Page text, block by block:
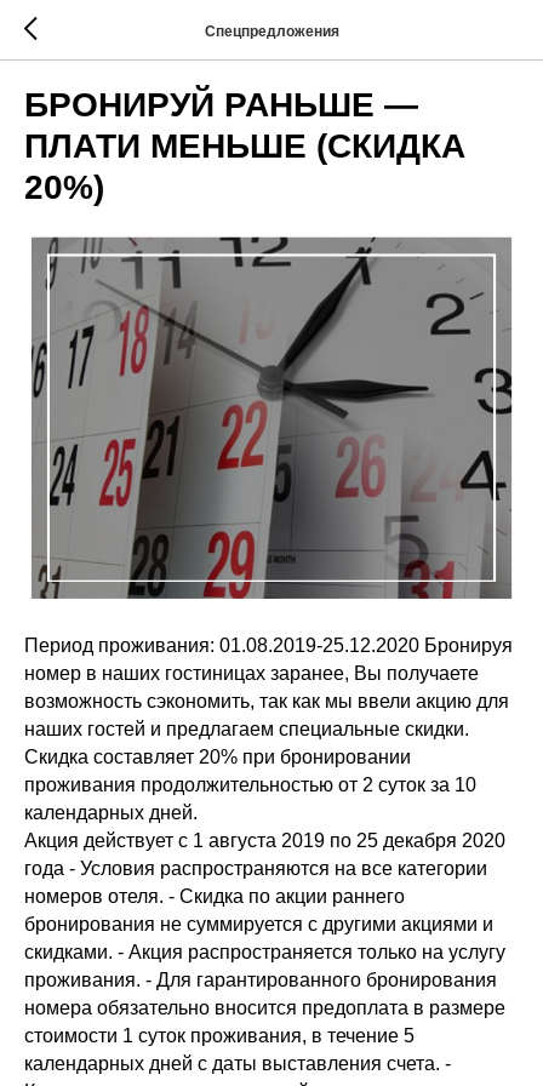
Спецпредложения
БРОНИРУЙ РАНЬШЕ —
ПЛАТИ МЕНЬШЕ (СКИДКА
20%)
Период проживания: 01.08.2019-25.12.2020 Бронируя
номер в наших гостиницах заранее, Вы получаете
возможность сэкономить, так как мы ввели акцию для
наших гостей и предлагаем специальные скидки.
Скидка составляет 20% при бронировании
проживания продолжительностью от 2 суток за 10
календарных дней.
Акция действует c 1 августа 2019 по 25 декабря 2020
года - Условия распространяются на все категории
номеров отеля. - Скидка по акции раннего
бронирования не суммируется с другими акциями и
скидками. - Акция распространяется только на услугу
проживания. - Для гарантированного бронирования
номера обязательно вносится предоплата в размере
стоимости 1 суток проживания, в течение 5
календарных дней с даты выставления счета. -